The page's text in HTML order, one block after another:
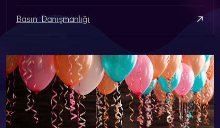
Basın Danışmanlığı